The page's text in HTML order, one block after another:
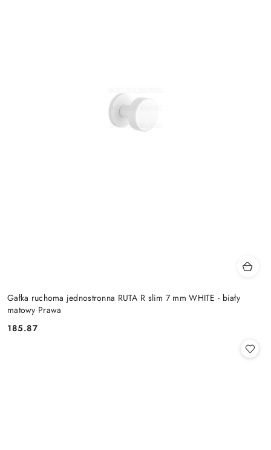
Gałka ruchoma jednostronna RUTA R slim 7 mm WHITE - biały
matowy Prawa
Cena:
185.87